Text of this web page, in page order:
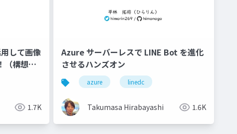
して画像
（構想
1.7K
Azure サーバーレスで LINE Bot を進化
させるハンズオン
azure linedc
Takumasa Hirabayashi 1.6K